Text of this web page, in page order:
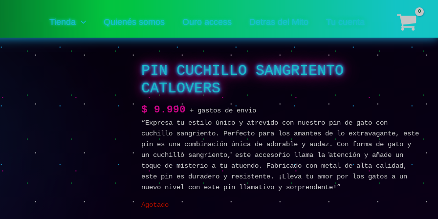
Tienda Quienés somos Ouro access Detras del Mito Tu cuenta
PIN CUCHILLO SANGRIENTO
CATLOVERS
$ 9.990 + gastos de envio
“Expresa tu estilo único y atrevido con nuestro pin de gato con
cuchillo sangriento. Perfecto para los amantes de lo extravagante, este
pin es una combinación única de adorable y audaz. Con forma de gato y
un cuchillo sangriento, este accesorio llama la atención y añade un
toque de misterio a tu atuendo. Fabricado con metal de alta calidad,
este pin es duradero y resistente. ¡Lleva tu amor por los gatos a un
nuevo nivel con este pin llamativo y sorprendente!”
Agotado